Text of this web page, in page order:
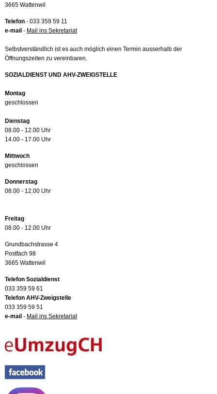
3665 Wattenwil
Telefon - 033 359 59 11
e-mail - Mail ins Sekretariat
Selbstverständlich ist es auch möglich einen Termin ausserhalb der
Öffnungszeiten zu vereinbaren.
SOZIALDIENST UND AHV-ZWEIGSTELLE
Montag
geschlossen
Dienstag
08.00 - 12.00 Uhr
14.00 - 17.00 Uhr
Mittwoch
geschlossen
Donnerstag
08.00 - 12.00 Uhr
Freitag
08.00 - 12.00 Uhr
Grundbachstrasse 4
Postfach 98
3665 Wattenwil
Telefon Sozialdienst
033 359 59 61
Telefon AHV-Zweigstelle
033 359 59 51
e-mail - Mail ins Sekretariat